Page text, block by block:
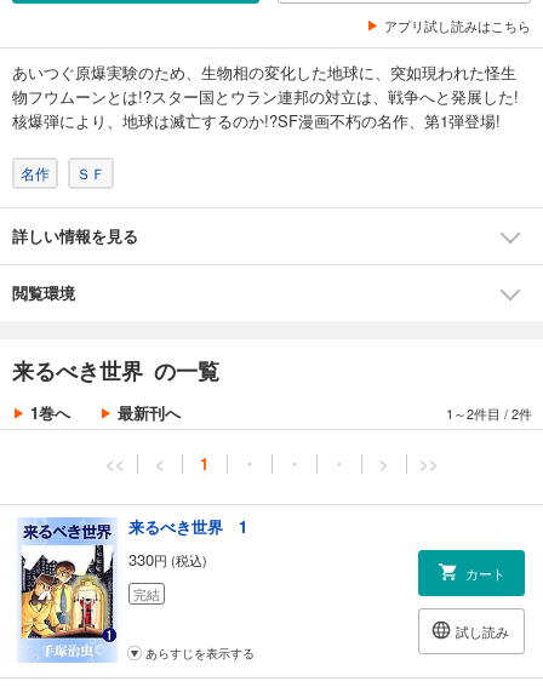
アプリ試し読みはこちら
あいつぐ原爆実験のため、生物相の変化した地球に、突如現われた怪生
物フウムーンとは!?スター国とウラン連邦の対立は、戦争へと発展した!
核爆弾により、地球は滅亡するのか!?SF漫画不朽の名作、第1弾登場!
名作 ＳＦ
詳しい情報を見る
閲覧環境
来るべき世界 の一覧
1巻へ 最新刊へ 1～2件目 /2件
<< < 1 ・ ・ ・ > >>
来るべき世界 1
330円 (税込)
完結
カート
試し読み
あらすじを表示する